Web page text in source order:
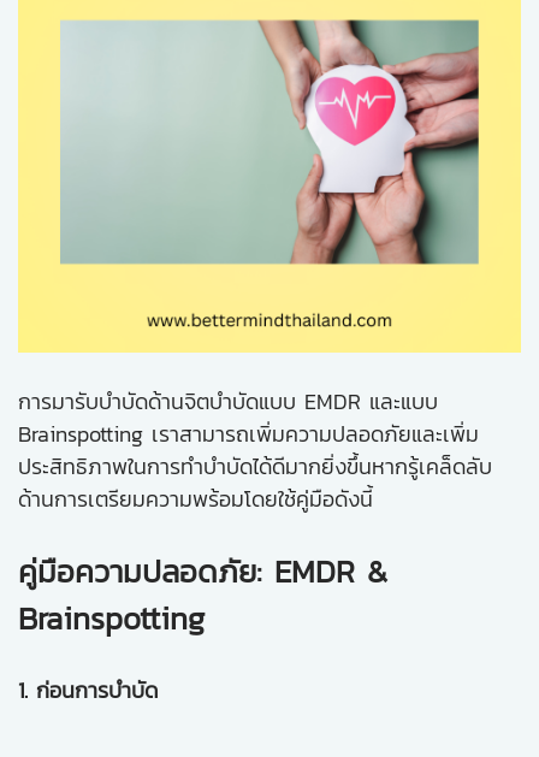
การมารับบำบัดด้านจิตบำบัดแบบ EMDR และแบบ
Brainspotting เราสามารถเพิ่มความปลอดภัยและเพิ่ม
ประสิทธิภาพในการทำบำบัดได้ดีมากยิ่งขึ้นหากรู้เคล็ดลับ
ด้านการเตรียมความพร้อมโดยใช้คู่มือดังนี้
คู่มือความปลอดภัย: EMDR &
Brainspotting
1. ก่อนการบำบัด